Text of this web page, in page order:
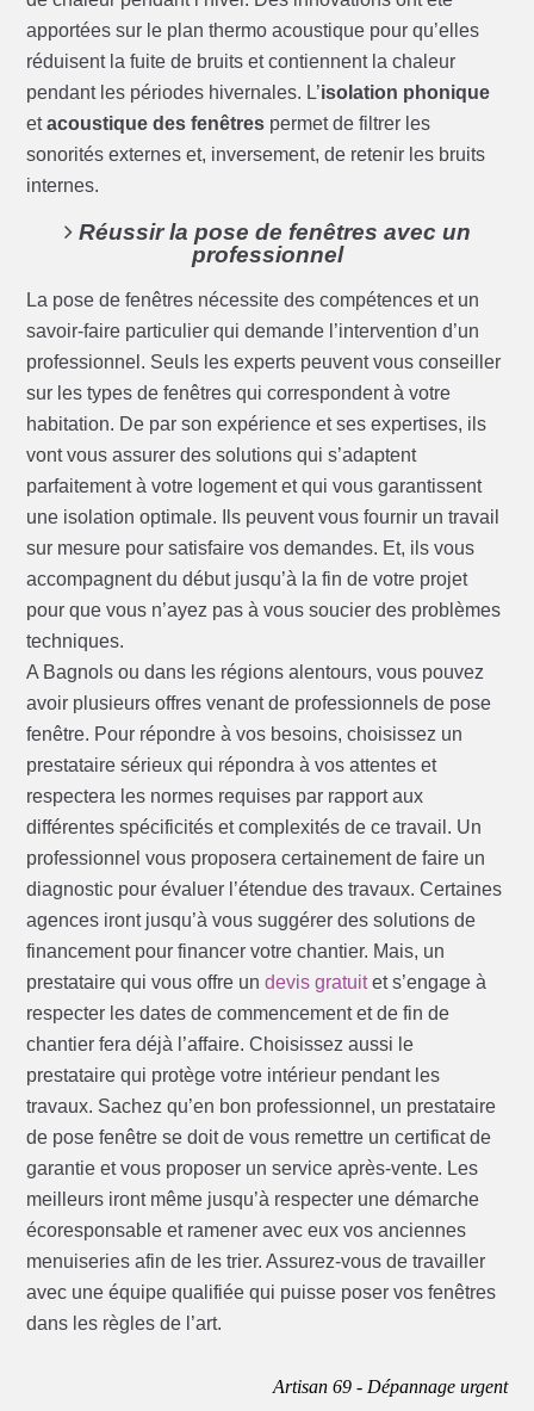
apportées sur le plan thermo acoustique pour qu’elles
réduisent la fuite de bruits et contiennent la chaleur
pendant les périodes hivernales. L’isolation phonique
etacoustique des fenêtres permet de filtrer les
sonorités externes et, inversement, de retenir les bruits
internes.
Réussir la pose de fenêtres avec un
professionnel
La pose de fenêtres nécessite des compétences et un
savoir-faire particulier qui demande l’intervention d’un
professionnel. Seuls les experts peuvent vous conseiller
sur les types de fenêtres qui correspondent à votre
habitation. De par son expérience et ses expertises, ils
vont vous assurer des solutions qui s’adaptent
parfaitement à votre logement et qui vous garantissent
une isolation optimale. Ils peuvent vous fournir un travail
sur mesure pour satisfaire vos demandes. Et, ils vous
accompagnent du début jusqu’à la fin de votre projet
pour que vous n’ayez pas à vous soucier des problèmes
techniques.
A Bagnols ou dans les régions alentours, vous pouvez
avoir plusieurs offres venant de professionnels de pose
fenêtre. Pour répondre à vos besoins, choisissez un
prestataire sérieux qui répondra à vos attentes et
respectera les normes requises par rapport aux
différentes spécificités et complexités de ce travail. Un
professionnel vous proposera certainement de faire un
diagnostic pour évaluer l’étendue des travaux. Certaines
agences iront jusqu’à vous suggérer des solutions de
financement pour financer votre chantier. Mais, un
prestataire qui vous offre undevis gratuitet s’engage à
respecter les dates de commencement et de fin de
chantier fera déjà l’affaire. Choisissez aussi le
prestataire qui protège votre intérieur pendant les
travaux. Sachez qu’en bon professionnel, un prestataire
de pose fenêtre se doit de vous remettre un certificat de
garantie et vous proposer un service après-vente. Les
meilleurs iront même jusqu’à respecter une démarche
écoresponsable et ramener avec eux vos anciennes
menuiseries afin de les trier. Assurez-vous de travailler
avec une équipe qualifiée qui puisse poser vos fenêtres
dans les règles de l’art.
Artisan 69 - Dépannage urgent